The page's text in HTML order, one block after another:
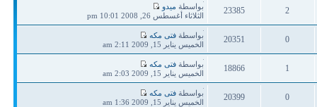
2
ردود
23385
مشاهدات
آخر
مشاركة
بواسطة ميدو
الثلاثاء أغسطس 26, 2008 10:01 pm
0
ردود
20351
مشاهدات
آخر
مشاركة
بواسطةفتى مكه
الخميس يناير 15, 2009 2:11 am
1
ردود
18866
مشاهدات
آخر
مشاركة
بواسطةفتى مكه
الخميس يناير 15, 2009 2:03 am
0
20399
آخر
مشاركة
بواسطةفتى مكه
الخميس يناير 15, 2009 1:36 am